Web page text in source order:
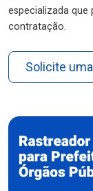
especializada que
contratação.
Solicite